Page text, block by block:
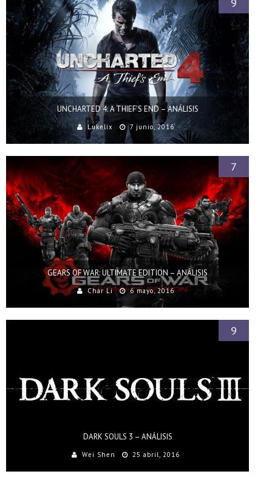
UNCHARTED 4: A THIEF’S END – ANÁLISIS
Lukelix 7 junio, 2016
9
GEARS OF WAR: ULTIMATE EDITION – ANÁLISIS
Char Li 6 mayo, 2016
7
DARK SOULS 3 – ANÁLISIS
Wei Shen 25 abril, 2016
9